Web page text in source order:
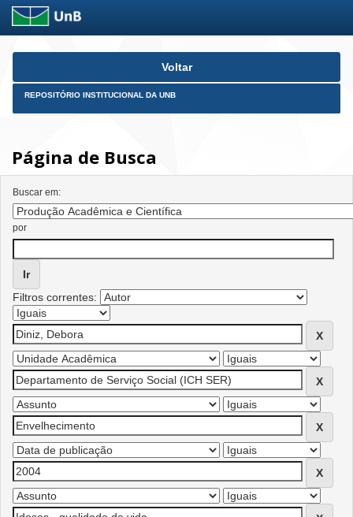
Skip
Voltar
REPOSITÓRIO INSTITUCIONAL DA UNB
Página de Busca
Buscar em:
por
Filtros correntes: